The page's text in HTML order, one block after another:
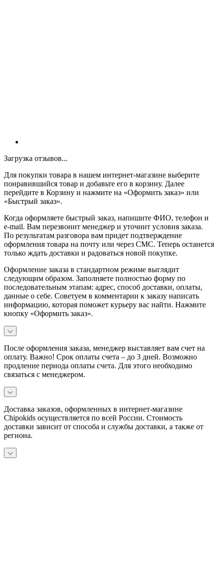
Загрузка отзывов...
Для покупки товара в нашем интернет-магазине выберите
понравившийся товар и добавьте его в корзину. Далее
перейдите в Корзину и нажмите на «Оформить заказ» или
«Быстрый заказ».
Когда оформляете быстрый заказ, напишите ФИО, телефон и
e-mail. Вам перезвонит менеджер и уточнит условия заказа.
По результатам разговора вам придет подтверждение
оформления товара на почту или через СМС. Теперь останется
только ждать доставки и радоваться новой покупке.
Оформление заказа в стандартном режиме выглядит
следующим образом. Заполняете полностью форму по
последовательным этапам: адрес, способ доставки, оплаты,
данные о себе. Советуем в комментарии к заказу написать
информацию, которая поможет курьеру вас найти. Нажмите
кнопку «Оформить заказ».
После оформления заказа, менеджер выставляет вам счет на
оплату. Важно! Срок оплаты счета – до 3 дней. Возможно
продление периода оплаты счета. Для этого необходимо
связаться с менеджером.
Доставка заказов, оформленных в интернет-магазине
Chipokids осуществляется по всей России. Стоимость
доставки зависит от способа и службы доставки, а также от
региона.